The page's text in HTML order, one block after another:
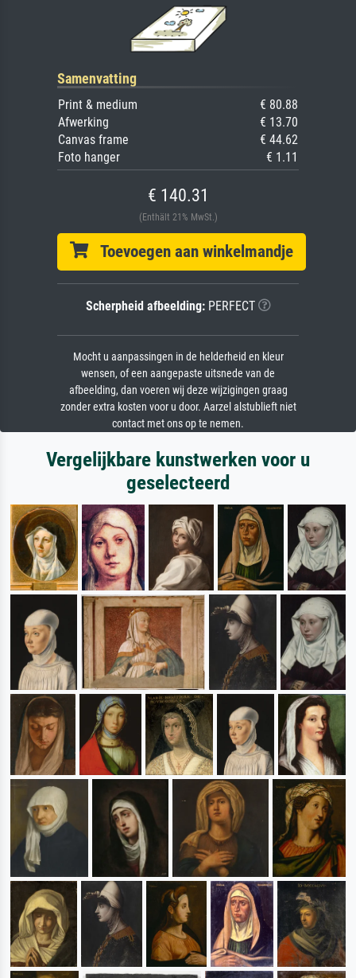
Samenvatting
Print & medium
€ 80.88
Afwerking
€ 13.70
Canvas frame
€ 44.62
Foto hanger
€ 1.11
€ 140.31
(Enthält 21% MwSt.)
Toevoegen aan winkelmandje
Scherpheid afbeelding:PERFECT
Mocht u aanpassingen in de helderheid en kleur
wensen, of een aangepaste uitsnede van de
afbeelding, dan voeren wij deze wijzigingen graag
zonder extra kosten voor u door. Aarzel alstublieft niet
contact met ons op te nemen.
Vergelijkbare kunstwerken voor u
geselecteerd